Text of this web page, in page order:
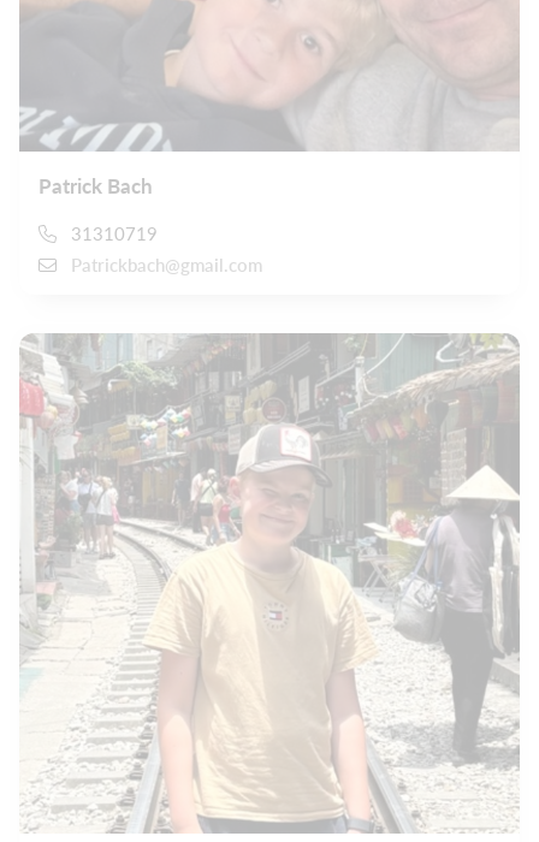
Patrick Bach
31310719
Patrickbach@gmail.com